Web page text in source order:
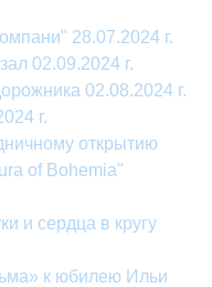
28.07.2024 г.
02.09.2024 г.
02.08.2024 г.
г.
открытию
of Bohemia"
и сердца в кругу
к юбилею Ильи